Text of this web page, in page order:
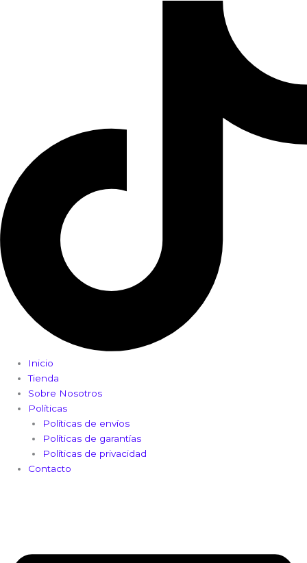
Inicio
Tienda
Sobre Nosotros
Políticas
Políticas de envíos
Políticas de garantías
Políticas de privacidad
Contacto